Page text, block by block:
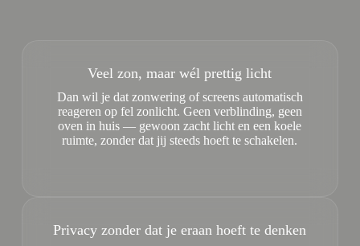
Veel zon, maar wél prettig licht
Dan wil je dat zonwering of screens automatisch
reageren op fel zonlicht. Geen verblinding, geen
oven in huis — gewoon zacht licht en een koele
ruimte, zonder dat jij steeds hoeft te schakelen.
Privacy zonder dat je eraan hoeft te denken